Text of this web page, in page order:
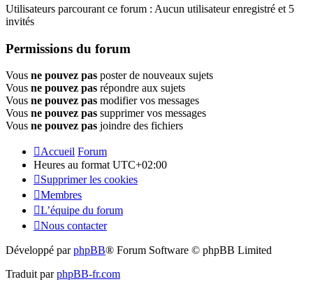
Utilisateurs parcourant ce forum : Aucun utilisateur enregistré et 5
invités
Permissions du forum
Vous ne pouvez pas poster de nouveaux sujets
Vous ne pouvez pas répondre aux sujets
Vous ne pouvez pas modifier vos messages
Vous ne pouvez pas supprimer vos messages
Vous ne pouvez pas joindre des fichiers
Accueil Forum
Heures au format UTC+02:00
Supprimer les cookies
Membres
L’équipe du forum
Nous contacter
Développé parphpBB® Forum Software © phpBB Limited
Traduit parphpBB-fr.com